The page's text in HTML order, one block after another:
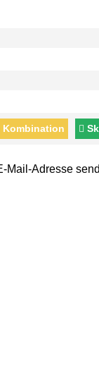
Kombination
Mail-Adresse